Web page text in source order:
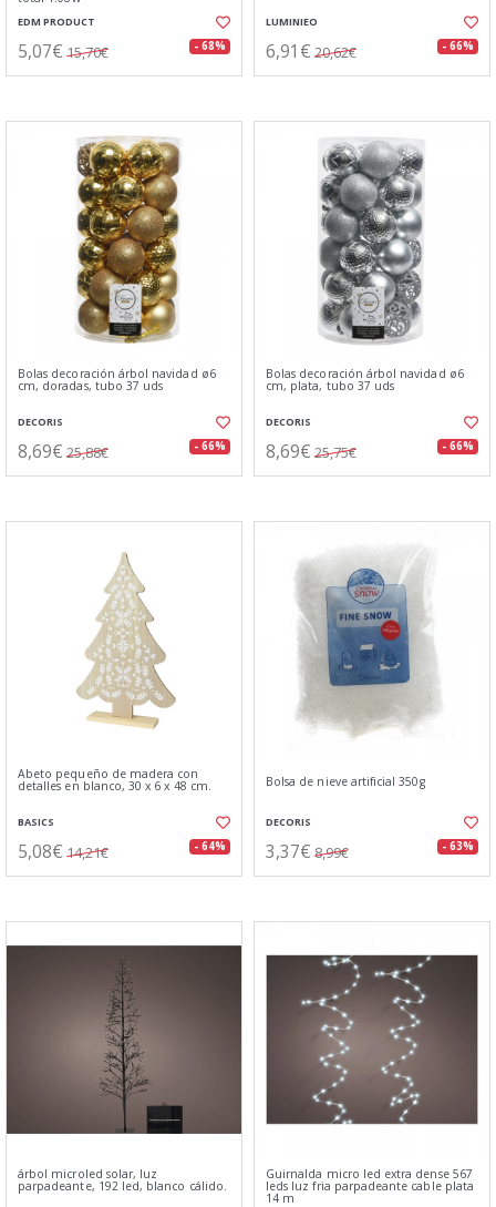
EDM PRODUCT
5,07€ 15,70€ - 68%
LUMINIEO
6,91€ 20,62€ - 66%
Bolas decoración árbol navidad ø6
cm, doradas, tubo 37 uds
DECORIS
8,69€ 25,88€ - 66%
Bolas decoración árbol navidad ø6
cm, plata, tubo 37 uds
DECORIS
8,69€ 25,75€ - 66%
Abeto pequeño de madera con
detalles en blanco, 30 x 6 x 48 cm.
BASICS
5,08€ 14,21€ - 64%
Bolsa de nieve artificial 350g
DECORIS
3,37€ 8,99€ - 63%
árbol microled solar, luz
parpadeante, 192 led, blanco cálido.
Guirnalda micro led extra dense 567
leds luz fria parpadeante cable plata
14 m